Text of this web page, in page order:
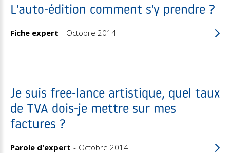
L'auto-édition comment s'y prendre ?
Fiche expert Octobre 2014
Je suis free-lance artistique, quel taux
de TVA dois-je mettre sur mes
factures ?
Parole d'expert Octobre 2014